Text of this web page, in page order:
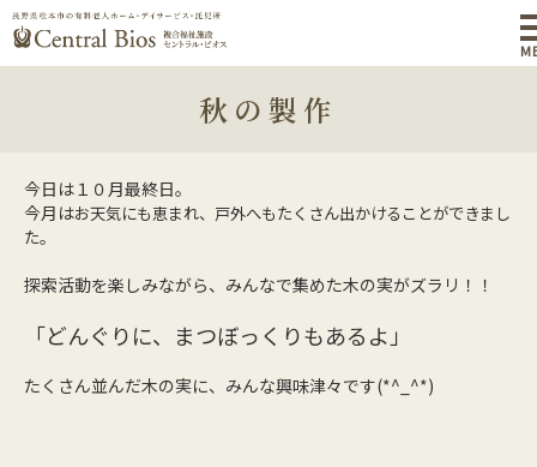
秋の製作
今日は１０月最終日。
今月はお天気にも恵まれ、戸外へもたくさん出かけることができまし
た。
探索活動を楽しみながら、みんなで集めた木の実がズラリ！！
「どんぐりに、まつぼっくりもあるよ」
たくさん並んだ木の実に、みんな興味津々です(*^_^*)